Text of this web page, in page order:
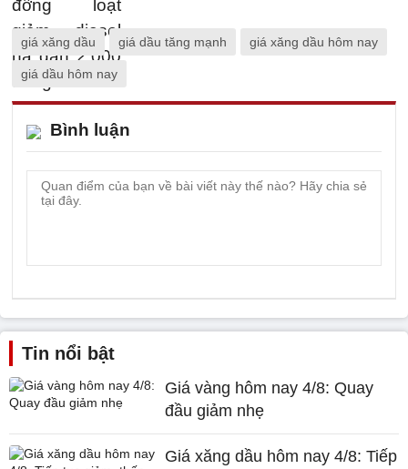
giá xăng dầu giá dầu tăng mạnh giá xăng dầu hôm nay
giá dầu hôm nay
Bình luận
Tin nổi bật
Giá vàng hôm nay 4/8: Quay
đầu giảm nhẹ
Giá xăng dầu hôm nay 4/8: Tiếp